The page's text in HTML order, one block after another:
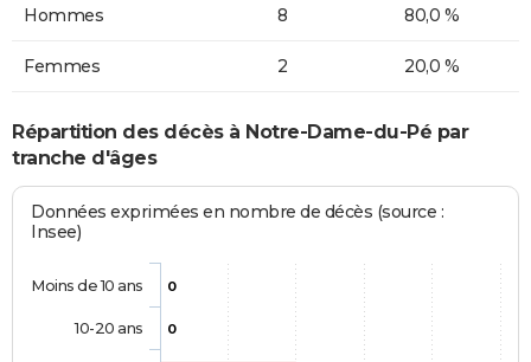
Hommes 8 80,0 %
Femmes 2 20,0 %
Répartition des décès à Notre-Dame-du-Pé par
tranche d'âges
Données exprimées en nombre de décès (source :
Insee)
0
0
Moins de 10 ans
10-20 ans